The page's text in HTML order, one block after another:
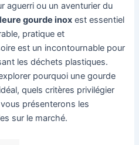
aguerri ou un aventurier du
gourde inox est essentiel
pratique et
est un incontournable pour
les déchets plastiques.
pourquoi une gourde
quels critères privilégier
présenterons les
sur le marché.